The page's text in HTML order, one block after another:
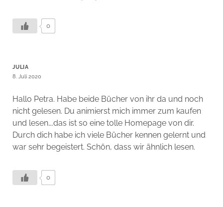
0
JULIA
8. Juli 2020
Hallo Petra. Habe beide Bücher von ihr da und noch
nicht gelesen. Du animierst mich immer zum kaufen
und lesen….das ist so eine tolle Homepage von dir.
Durch dich habe ich viele Bücher kennen gelernt und
war sehr begeistert. Schön, dass wir ähnlich lesen.
0